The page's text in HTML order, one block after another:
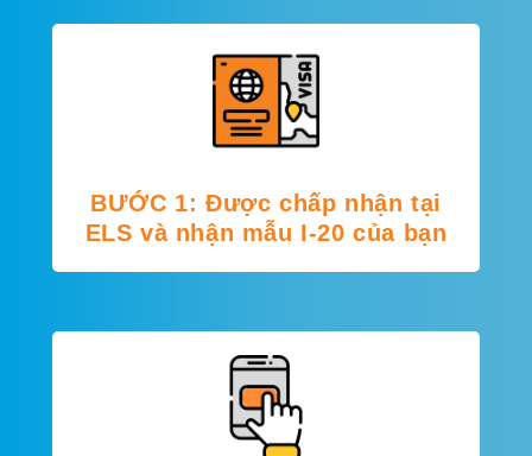
BƯỚC 1: Được chấp nhận tại
ELS và nhận mẫu I-20 của bạn